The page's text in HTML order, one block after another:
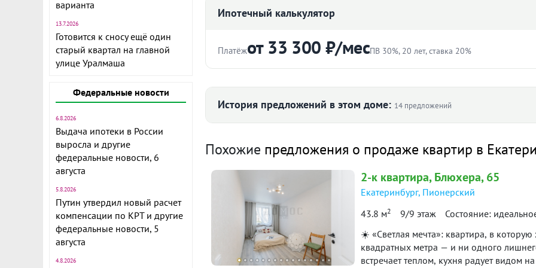
варианта
13.7.2026
Готовится к сносу ещё один
старый квартал на главной
улице Уралмаша
Федеральные новости
6.8.2026
Выдача ипотеки в России
выросла и другие
федеральные новости, 6
августа
5.8.2026
Путин утвердил новый расчет
компенсации по КРТ и другие
федеральные новости, 5
августа
4.8.2026
Цена:
Объявление снято с публикации
Тип сделки: «чистая» продажа
Объект N 101727. продам ухоженную двухкомнатную квартиру, окна
В шаговой доступности все необходимые магазины и остановки
сделку, квартира освобождена. ***Гарантийный сертификат "Защита
Ипотечный калькулятор
Платёжот 33 300 ₽/месПВ 30%, 20 лет, ставка 20%
лет
Ежемесячный платёж 33 300 ₽
Расчёт по аннуитетной формуле и является ориентировочным. Точную ставку и условия уточняйте в
История предложений в этом доме: 14 предложений
70 864
II пол. 2019 I пол. 2020
95 238
175 369
II пол. 2024 I
Похожие предложения о продаже квартир в
2-к квартира, Блюхера, 65
Екатеринбург, Пионерский
43.8 м2 9/9 этаж Состояние:
☀️ «Светлая мечта»: квартира, в
квадратных метра — и ни одного
встречает теплом, кухня радует видом